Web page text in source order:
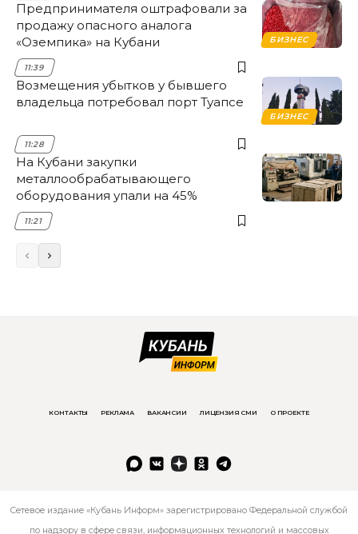
БИЗНЕС
Предпринимателя оштрафовали за
продажу опасного аналога
«Оземпика» на Кубани
11:39
БИЗНЕС
Возмещения убытков у бывшего
владельца потребовал порт Туапсе
11:28
На Кубани закупки
металлообрабатывающего
оборудования упали на 45%
11:21
КОНТАКТЫ РЕКЛАМА ВАКАНСИИ ЛИЦЕНЗИЯ СМИ О ПРОЕКТЕ
Сетевое издание «Кубань Информ» зарегистрировано Федеральной службой
по надзору в сфере связи, информационных технологий и массовых